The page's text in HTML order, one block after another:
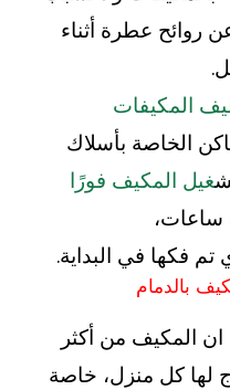
روائح عطرة أثناء
المكيفات
الخاصة بأسلاك
غيل المكيف فورًا
ساعات،
تم فكها في البداية.
بالدمام
ان المكيف من أكثر
ج لها كل منزل، خاصة